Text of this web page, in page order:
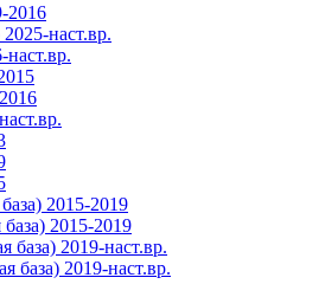
2016
наст.вр.
наст.вр.
2015-2019
2015-2019
база) 2019-наст.вр.
база) 2019-наст.вр.